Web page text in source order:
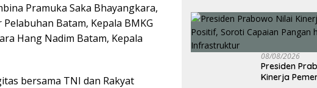
Pramuka Saka Bhayangkara,
Batam, Kepala BMKG
Hang Nadim Batam, Kepala
bersama TNI dan Rakyat
pada 2029
08/08/2026
Presiden
Kinerja